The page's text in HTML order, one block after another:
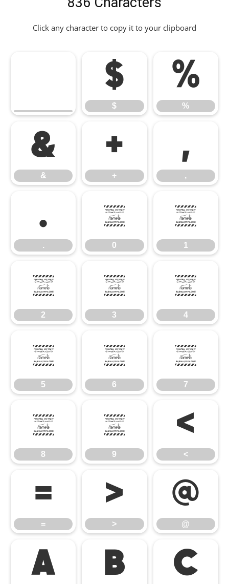
Click any character to copy it to your clipboard
$
$
%
%
&
&
+
+
,
,
.
.
0
0
1
1
2
2
3
3
4
4
5
5
6
6
7
7
8
8
9
9
<
<
=
=
>
>
@
@
A B C